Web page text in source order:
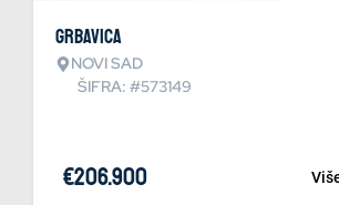
Grbavica
NOVI SAD
ŠIFRA: #573149
€206.900